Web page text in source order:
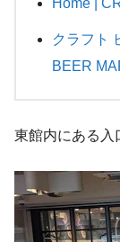
Home |
クラフト
BEER
東館内にある入